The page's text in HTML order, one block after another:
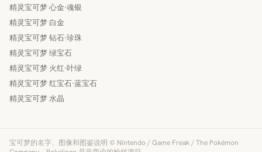
精灵宝可梦 心金·魂银
精灵宝可梦 白金
精灵宝可梦 钻石·珍珠
精灵宝可梦 绿宝石
精灵宝可梦 火红·叶绿
精灵宝可梦 红宝石·蓝宝石
精灵宝可梦 水晶
宝可梦的名字、图像和图鉴说明 © Nintendo / Game Freak / The Pokémon